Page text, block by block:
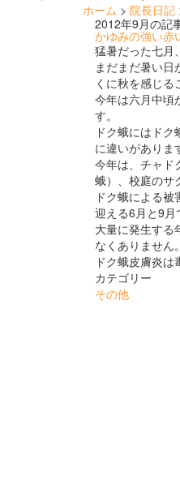
ホーム > 院長日記
2012年9月の記
かゆみの強い赤
猛暑だった七月
まだまだ暑い
くに秋を感じる
今年は六月中頃
す。
ドク蛾にはド
に違いがありま
今年は、チャド
蛾）、校庭のサ
ドク蛾による
迎える6月と9月
大量に発生する
なくありません。
ドク蛾皮膚炎は
カテゴリー
その他